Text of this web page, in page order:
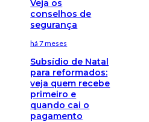
Veja os
conselhos de
segurança
há 7 meses
Subsídio de Natal
para reformados:
veja quem recebe
primeiro e
quando cai o
pagamento